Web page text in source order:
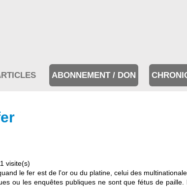
ABONNEMENT / DON
visite(s)
le fer est de l'or ou du platine, celui des
ou les enquêtes publiques ne sont que fétus de paille.